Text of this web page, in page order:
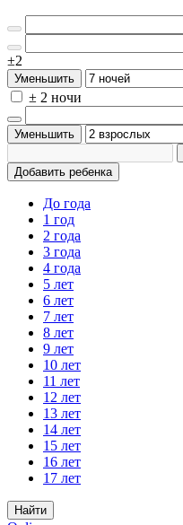
±2
Уменьшить
± 2 ночи
Уменьшить
Добавить ребенка
До года
1 год
2 года
3 года
4 года
5 лет
6 лет
7 лет
8 лет
9 лет
10 лет
11 лет
12 лет
13 лет
14 лет
15 лет
16 лет
17 лет
Найти